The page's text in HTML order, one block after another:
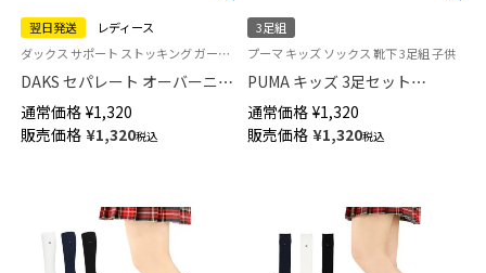
翌日発送
レディース
ダックス サポート ストッキング ガーターゴム付 婦人
DAKS セパレート オーバーニー
ストッキング ガーターゴム付
ゆったり大きめ 丈夫なDCYサポ
ート つま先補強 日本製 レディ
通常価格 ¥1,320
販売価格 ¥1,320税込
3足組
プーマ キッズ ソックス 靴下 3足組 子供
PUMA キッズ 3足セット
BigMesh ビッグメッシュ 消臭
加工 スニーカー丈 （NO SHOW
丈）ソックス 04293152
通常価格 ¥1,320
販売価格 ¥1,320税込